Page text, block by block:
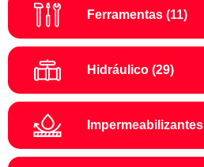
Ferramentas (11)
Hidráulico (29)
Impermeabilizantes